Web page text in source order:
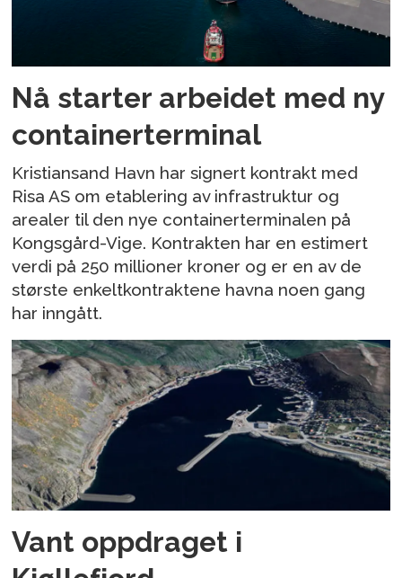
Nå starter arbeidet med ny
containerterminal
Kristiansand Havn har signert kontrakt med
Risa AS om etablering av infrastruktur og
arealer til den nye containerterminalen på
Kongsgård-Vige. Kontrakten har en estimert
verdi på 250 millioner kroner og er en av de
største enkeltkontraktene havna noen gang
har inngått.
Vant oppdraget i